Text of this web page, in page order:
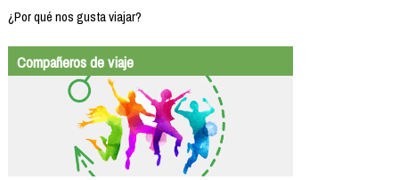
¿Por qué nos gusta viajar?
Compañeros de viaje